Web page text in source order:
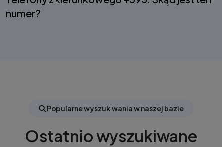
numer?
Popularne wyszukiwania w naszej bazie
Ostatnio wyszukiwane